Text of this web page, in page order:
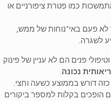
כמו פטרת ציפורניים או
לא פעם באי־נוחות של ממש,
לשגרה.
פנים הם לא עניין של פינוק
נכונה.
דורש בממוצע כשעה וחצי.
הופכים בקלות למספר ביקורים